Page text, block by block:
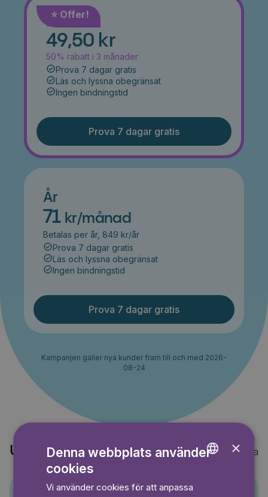
⭐️ Offer!
Månad
49,50 kr
50% rabatt i 3 månader
Prova 7 dagar gratis
Läs och lyssna obegränsat
Ingen bindningstid
Prova 7 dagar gratis
År
71 kr/månad
Betalas per år, 849 kr/år
Prova 7 dagar gratis
Läs och lyssna obegränsat
Ingen bindningstid
Prova 7 dagar gratis
Kampanjen gäller nya kunder fram till och med 2026-
08-24
Upptäck också Visa alla
×
Denna webbplats använder
cookies
Vi använder cookies för att anpassa